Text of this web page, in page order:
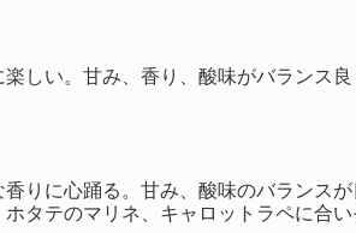
しい。甘み、香り、酸味がバランス
りに心踊る。甘み、酸味のバランス
タテのマリネ、キャロットラペに合い